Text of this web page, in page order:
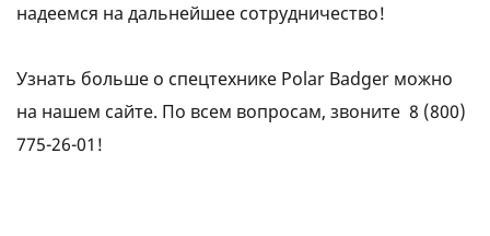
надеемся на дальнейшее сотрудничество!
Узнать больше о спецтехнике Polar Badger можно
на нашем сайте. По всем вопросам, звоните 8 (800)
775-26-01 !